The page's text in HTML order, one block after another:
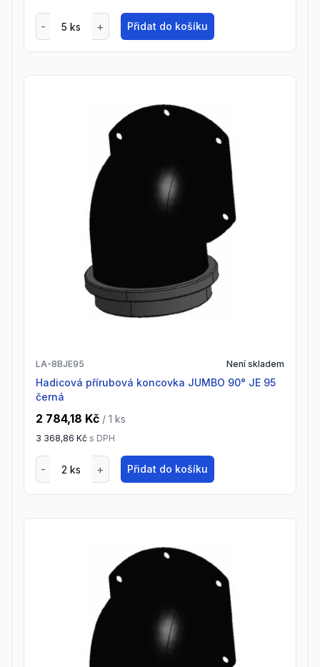
Přidat do košíku
LA-8BJE95 Není skladem
Hadicová přírubová koncovka JUMBO 90° JE 95
černá
2 784,18 Kč / 1 ks
3 368,86 Kč s DPH
Přidat do košíku